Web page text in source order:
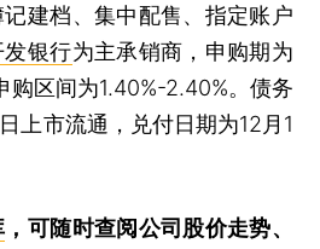
建档、集中配售、指定账户
发银行为主承销商，申购期为
区间为1.40%-2.40%。债务
上市流通，兑付日期为12月1
，可随时查阅公司股价走势、